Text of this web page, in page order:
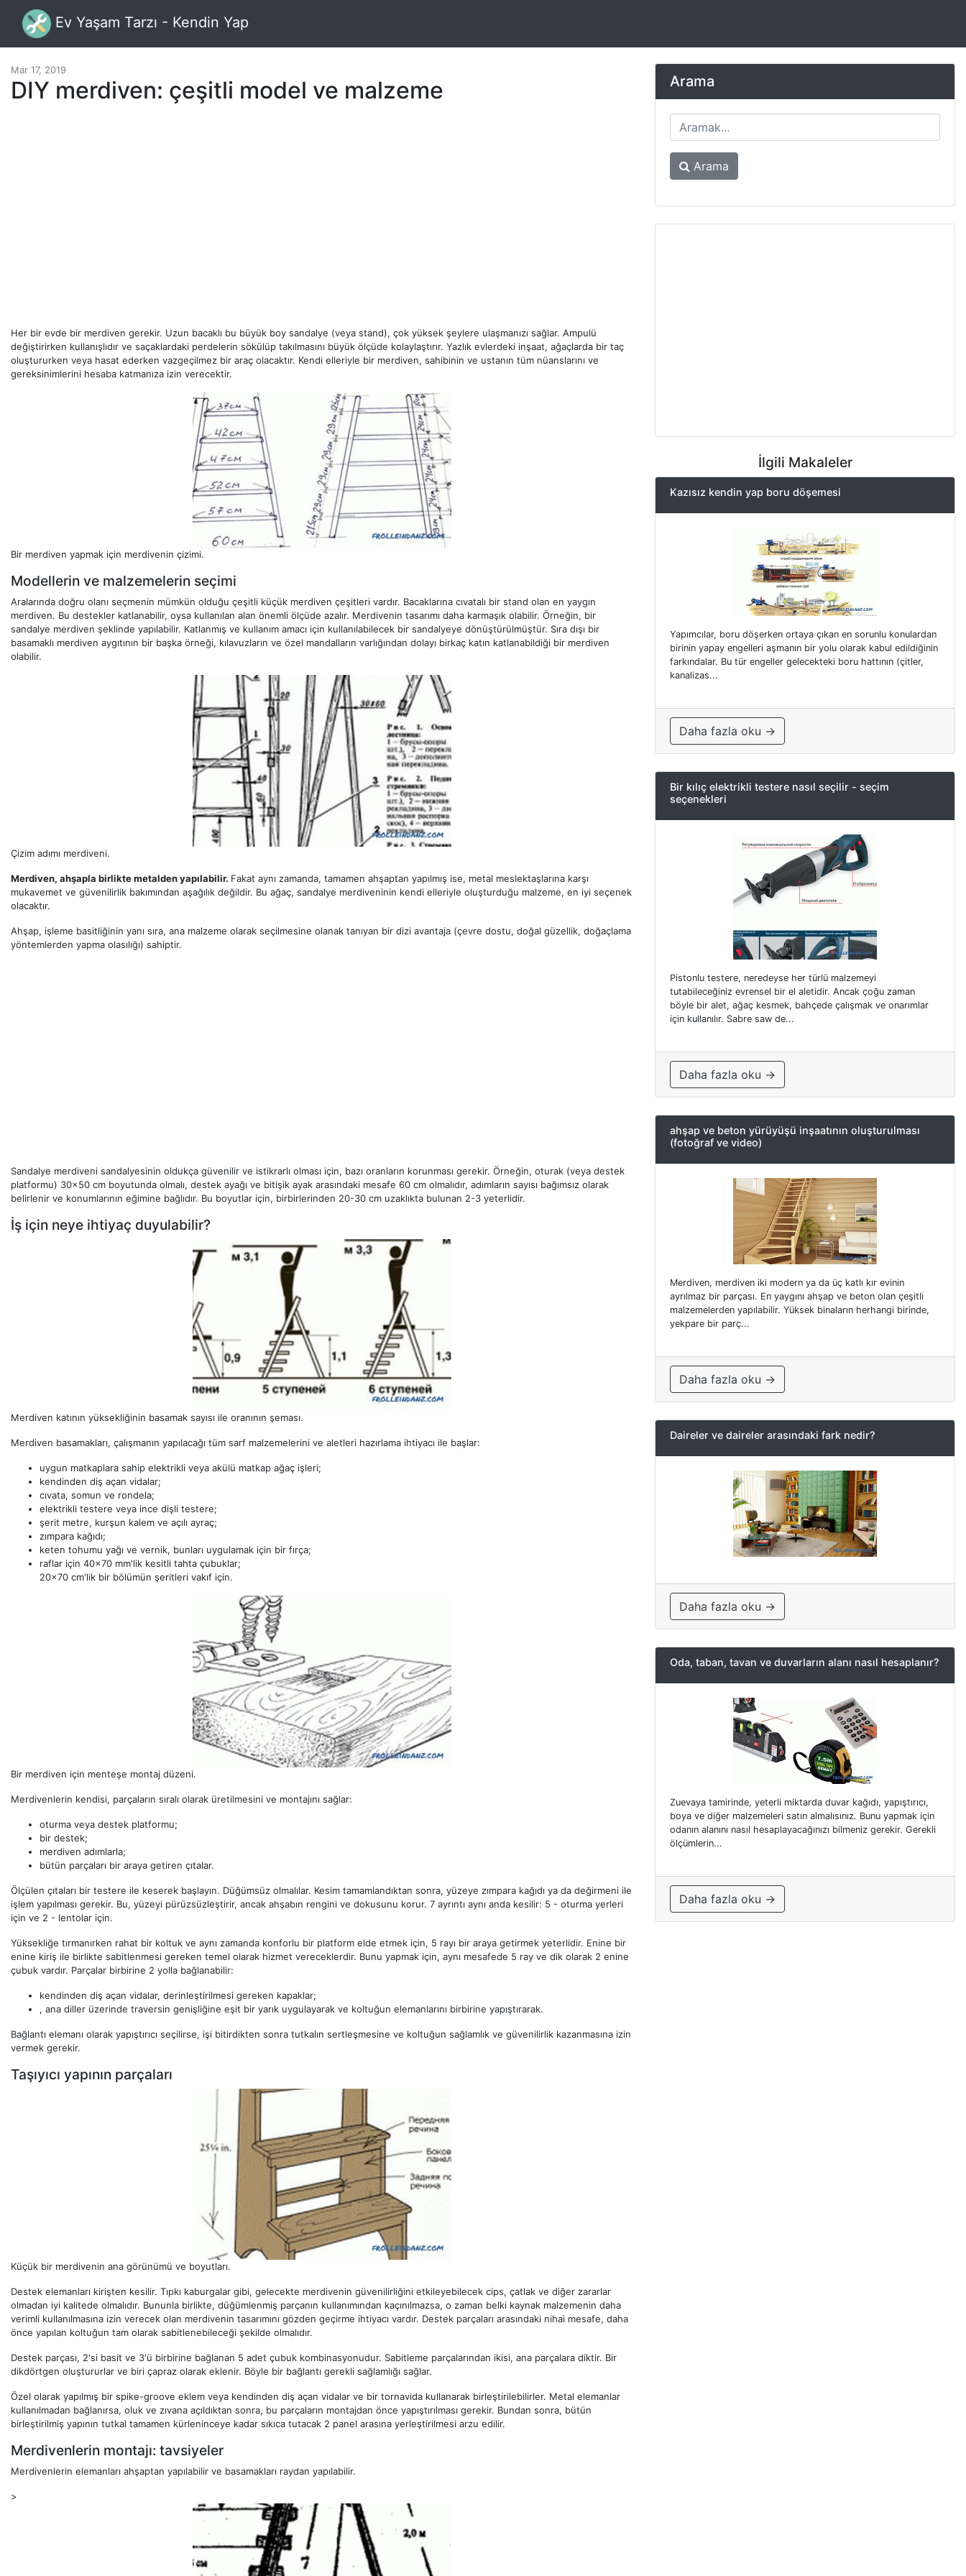
Ev Yaşam Tarzı - Kendin Yap
Mar 17, 2019
DIY merdiven: çeşitli model ve malzeme
Her bir evde bir merdiven gerekir. Uzun bacaklı bu büyük boy sandalye (veya stand), çok yüksek şeylere ulaşmanızı sağlar. Ampulü
değiştirirken kullanışlıdır ve saçaklardaki perdelerin sökülüp takılmasını büyük ölçüde kolaylaştırır. Yazlık evlerdeki inşaat, ağaçlarda bir taç
oluştururken veya hasat ederken vazgeçilmez bir araç olacaktır. Kendi elleriyle bir merdiven, sahibinin ve ustanın tüm nüanslarını ve
gereksinimlerini hesaba katmanıza izin verecektir.
Bir merdiven yapmak için merdivenin çizimi.
Modellerin ve malzemelerin seçimi
Aralarında doğru olanı seçmenin mümkün olduğu çeşitli küçük merdiven çeşitleri vardır. Bacaklarına cıvatalı bir stand olan en yaygın
merdiven. Bu destekler katlanabilir, oysa kullanılan alan önemli ölçüde azalır. Merdivenin tasarımı daha karmaşık olabilir. Örneğin, bir
sandalye merdiven şeklinde yapılabilir. Katlanmış ve kullanım amacı için kullanılabilecek bir sandalyeye dönüştürülmüştür. Sıra dışı bir
basamaklı merdiven aygıtının bir başka örneği, kılavuzların ve özel mandalların varlığından dolayı birkaç katın katlanabildiği bir merdiven
olabilir.
Çizim adımı merdiveni.
Merdiven, ahşapla birlikte metalden yapılabilir. Fakat aynı zamanda, tamamen ahşaptan yapılmış ise, metal meslektaşlarına karşı
mukavemet ve güvenilirlik bakımından aşağılık değildir. Bu ağaç, sandalye merdiveninin kendi elleriyle oluşturduğu malzeme, en iyi seçenek
olacaktır.
Ahşap, işleme basitliğinin yanı sıra, ana malzeme olarak seçilmesine olanak tanıyan bir dizi avantaja (çevre dostu, doğal güzellik, doğaçlama
yöntemlerden yapma olasılığı) sahiptir.
Sandalye merdiveni sandalyesinin oldukça güvenilir ve istikrarlı olması için, bazı oranların korunması gerekir. Örneğin, oturak (veya destek
platformu) 30x50 cm boyutunda olmalı, destek ayağı ve bitişik ayak arasındaki mesafe 60 cm olmalıdır, adımların sayısı bağımsız olarak
belirlenir ve konumlarının eğimine bağlıdır. Bu boyutlar için, birbirlerinden 20-30 cm uzaklıkta bulunan 2-3 yeterlidir.
İş için neye ihtiyaç duyulabilir?
Merdiven katının yüksekliğinin basamak sayısı ile oranının şeması.
Merdiven basamakları, çalışmanın yapılacağı tüm sarf malzemelerini ve aletleri hazırlama ihtiyacı ile başlar:
uygun matkaplara sahip elektrikli veya akülü matkap ağaç işleri;
kendinden diş açan vidalar;
cıvata, somun ve rondela;
elektrikli testere veya ince dişli testere;
şerit metre, kurşun kalem ve açılı ayraç;
zımpara kağıdı;
keten tohumu yağı ve vernik, bunları uygulamak için bir fırça;
raflar için 40x70 mm'lik kesitli tahta çubuklar;
20x70 cm'lik bir bölümün şeritleri vakıf için.
Bir merdiven için menteşe montaj düzeni.
Merdivenlerin kendisi, parçaların sıralı olarak üretilmesini ve montajını sağlar:
oturma veya destek platformu;
bir destek;
merdiven adımlarla;
bütün parçaları bir araya getiren çıtalar.
Ölçülen çıtaları bir testere ile keserek başlayın. Düğümsüz olmalılar. Kesim tamamlandıktan sonra, yüzeye zımpara kağıdı ya da değirmeni ile
işlem yapılması gerekir. Bu, yüzeyi pürüzsüzleştirir, ancak ahşabın rengini ve dokusunu korur. 7 ayrıntı aynı anda kesilir: 5 - oturma yerleri
için ve 2 - lentolar için.
Yüksekliğe tırmanırken rahat bir koltuk ve aynı zamanda konforlu bir platform elde etmek için, 5 rayı bir araya getirmek yeterlidir. Enine bir
enine kiriş ile birlikte sabitlenmesi gereken temel olarak hizmet vereceklerdir. Bunu yapmak için, aynı mesafede 5 ray ve dik olarak 2 enine
çubuk vardır. Parçalar birbirine 2 yolla bağlanabilir:
kendinden diş açan vidalar, derinleştirilmesi gereken kapaklar;
, ana diller üzerinde traversin genişliğine eşit bir yarık uygulayarak ve koltuğun elemanlarını birbirine yapıştırarak.
Bağlantı elemanı olarak yapıştırıcı seçilirse, işi bitirdikten sonra tutkalın sertleşmesine ve koltuğun sağlamlık ve güvenilirlik kazanmasına izin
vermek gerekir.
Taşıyıcı yapının parçaları
Küçük bir merdivenin ana görünümü ve boyutları.
Destek elemanları kirişten kesilir. Tıpkı kaburgalar gibi, gelecekte merdivenin güvenilirliğini etkileyebilecek cips, çatlak ve diğer zararlar
olmadan iyi kalitede olmalıdır. Bununla birlikte, düğümlenmiş parçanın kullanımından kaçınılmazsa, o zaman belki kaynak malzemenin daha
verimli kullanılmasına izin verecek olan merdivenin tasarımını gözden geçirme ihtiyacı vardır. Destek parçaları arasındaki nihai mesafe, daha
önce yapılan koltuğun tam olarak sabitlenebileceği şekilde olmalıdır.
Destek parçası, 2'si basit ve 3'ü birbirine bağlanan 5 adet çubuk kombinasyonudur. Sabitleme parçalarından ikisi, ana parçalara diktir. Bir
dikdörtgen oluştururlar ve biri çapraz olarak eklenir. Böyle bir bağlantı gerekli sağlamlığı sağlar.
Özel olarak yapılmış bir spike-groove eklem veya kendinden diş açan vidalar ve bir tornavida kullanarak birleştirilebilirler. Metal elemanlar
kullanılmadan bağlanırsa, oluk ve zıvana açıldıktan sonra, bu parçaların montajdan önce yapıştırılması gerekir. Bundan sonra, bütün
birleştirilmiş yapının tutkal tamamen kürleninceye kadar sıkıca tutacak 2 panel arasına yerleştirilmesi arzu edilir.
Merdivenlerin montajı: tavsiyeler
Merdivenlerin elemanları ahşaptan yapılabilir ve basamakları raydan yapılabilir.
>
Arama
Arama
İlgili Makaleler
Kazısız kendin yap boru döşemesi
Yapımcılar, boru döşerken ortaya çıkan en sorunlu konulardan
birinin yapay engelleri aşmanın bir yolu olarak kabul edildiğinin
farkındalar. Bu tür engeller gelecekteki boru hattının (çitler,
kanalizas...
Daha fazla oku →
Bir kılıç elektrikli testere nasıl seçilir - seçim
seçenekleri
Pistonlu testere, neredeyse her türlü malzemeyi
tutabileceğiniz evrensel bir el aletidir. Ancak çoğu zaman
böyle bir alet, ağaç kesmek, bahçede çalışmak ve onarımlar
için kullanılır. Sabre saw de...
Daha fazla oku →
ahşap ve beton yürüyüşü inşaatının oluşturulması
(fotoğraf ve video)
Merdiven, merdiven iki modern ya da üç katlı kır evinin
ayrılmaz bir parçası. En yaygını ahşap ve beton olan çeşitli
malzemelerden yapılabilir. Yüksek binaların herhangi birinde,
yekpare bir parç...
Daha fazla oku →
Daireler ve daireler arasındaki fark nedir?
Daha fazla oku →
Oda, taban, tavan ve duvarların alanı nasıl hesaplanır?
Zuevaya tamirinde, yeterli miktarda duvar kağıdı, yapıştırıcı,
boya ve diğer malzemeleri satın almalısınız. Bunu yapmak için
odanın alanını nasıl hesaplayacağınızı bilmeniz gerekir. Gerekli
ölçümlerin...
Daha fazla oku →